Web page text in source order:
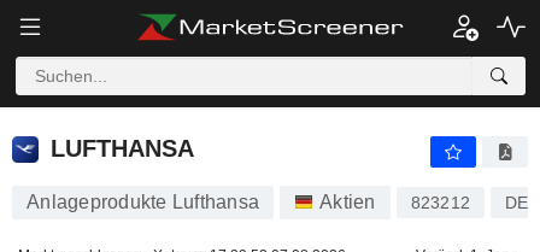
LUFTHANSA
LUFTHANSA
Anlageprodukte Lufthansa Aktien 823212